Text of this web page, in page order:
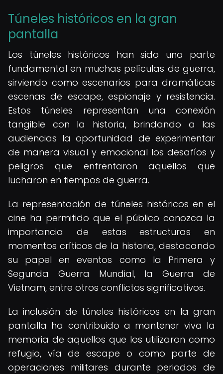
Túneles históricos en la gran
pantalla
Los túneles históricos han sido una parte
fundamental en muchas películas de guerra,
sirviendo como escenarios para dramáticas
escenas de escape, espionaje y resistencia.
Estos túneles representan una conexión
tangible con la historia, brindando a las
audiencias la oportunidad de experimentar
de manera visual y emocional los desafíos y
peligros que enfrentaron aquellos que
lucharon en tiempos de guerra.
La representación de túneles históricos en el
cine ha permitido que el público conozca la
importancia de estas estructuras en
momentos críticos de la historia, destacando
su papel en eventos como la Primera y
Segunda Guerra Mundial, la Guerra de
Vietnam, entre otros conflictos significativos.
La inclusión de túneles históricos en la gran
pantalla ha contribuido a mantener viva la
memoria de aquellos que los utilizaron como
refugio, vía de escape o como parte de
operaciones militares durante periodos de